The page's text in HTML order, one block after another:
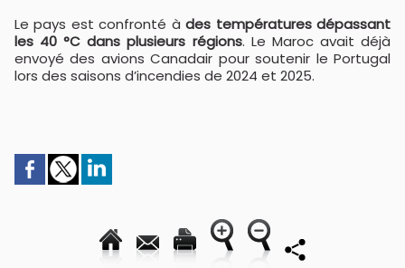
Le pays est confronté àdes températures dépassant
les 40 °C dans plusieurs régions. Le Maroc avait déjà
envoyé des avions Canadair pour soutenir le Portugal
lors des saisons d’incendies de 2024 et 2025.